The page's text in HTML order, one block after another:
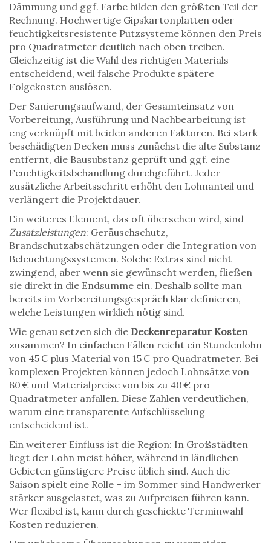
Dämmung und ggf. Farbe bilden den größten Teil der
Rechnung. Hochwertige Gipskartonplatten oder
feuchtigkeitsresistente Putzsysteme können den Preis
pro Quadratmeter deutlich nach oben treiben.
Gleichzeitig ist die Wahl des richtigen Materials
entscheidend, weil falsche Produkte spätere
Folgekosten auslösen.
Der Sanierungsaufwand, der Gesamteinsatz von
Vorbereitung, Ausführung und Nachbearbeitung ist
eng verknüpft mit beiden anderen Faktoren. Bei stark
beschädigten Decken muss zunächst die alte Substanz
entfernt, die Bausubstanz geprüft und ggf. eine
Feuchtigkeitsbehandlung durchgeführt. Jeder
zusätzliche Arbeitsschritt erhöht den Lohnanteil und
verlängert die Projektdauer.
Ein weiteres Element, das oft übersehen wird, sind
Zusatzleistungen: Geräuschschutz,
Brandschutzabschätzungen oder die Integration von
Beleuchtungssystemen. Solche Extras sind nicht
zwingend, aber wenn sie gewünscht werden, fließen
sie direkt in die Endsumme ein. Deshalb sollte man
bereits im Vorbereitungsgespräch klar definieren,
welche Leistungen wirklich nötig sind.
Wie genau setzen sich die Deckenreparatur Kosten
zusammen? In einfachen Fällen reicht ein Stundenlohn
von 45 € plus Material von 15 € pro Quadratmeter. Bei
komplexen Projekten können jedoch Lohnsätze von
80 € und Materialpreise von bis zu 40 € pro
Quadratmeter anfallen. Diese Zahlen verdeutlichen,
warum eine transparente Aufschlüsselung
entscheidend ist.
Ein weiterer Einfluss ist die Region: In Großstädten
liegt der Lohn meist höher, während in ländlichen
Gebieten günstigere Preise üblich sind. Auch die
Saison spielt eine Rolle – im Sommer sind Handwerker
stärker ausgelastet, was zu Aufpreisen führen kann.
Wer flexibel ist, kann durch geschickte Terminwahl
Kosten reduzieren.